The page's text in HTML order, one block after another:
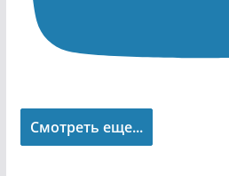
Смотреть еще...